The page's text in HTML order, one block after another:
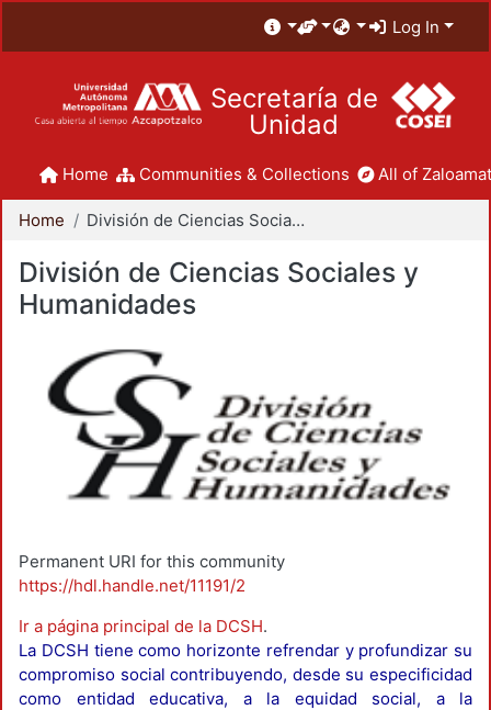
Log In
Secretaría de
Unidad
Home Communities & Collections All of
Home División de Ciencias Sociales y Humanidades
División de Ciencias Sociales y
Humanidades
Permanent URI for this community
https://hdl.handle.net/11191/2
Ir a página principal de la DCSH.
La DCSH tiene como horizonte refrendar y profundizar su
compromiso social contribuyendo, desde su especificidad
como entidad educativa, a la equidad social, a la